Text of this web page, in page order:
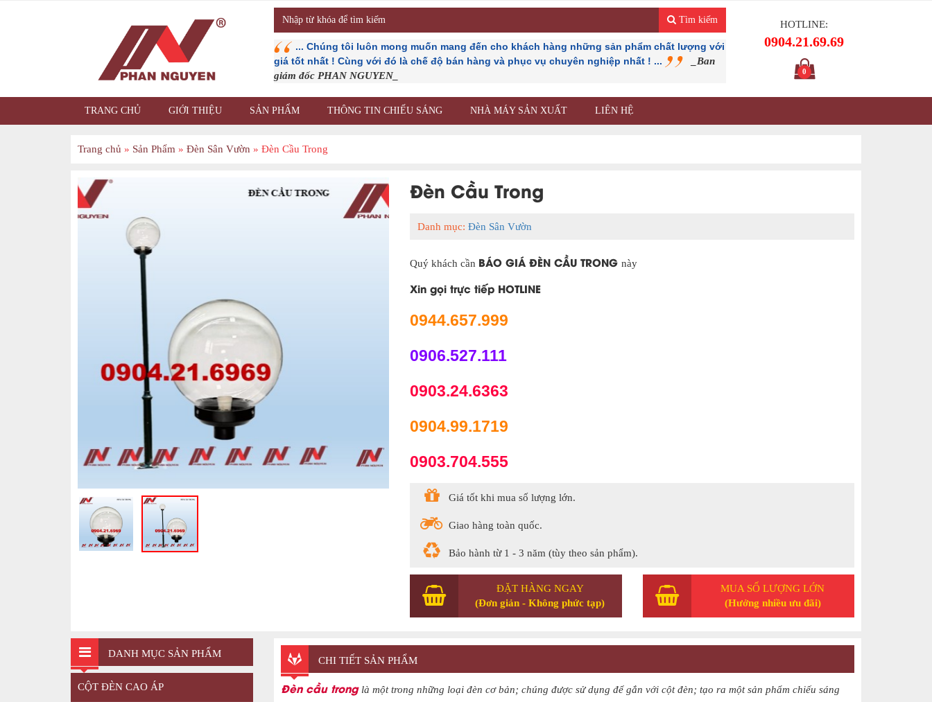
Tìm kiếm
... Chúng tôi luôn mong muốn mang đến cho khách hàng những sản phẩm chất lượng với
giá tốt nhất ! Cùng với đó là chế độ bán hàng và phục vụ chuyên nghiệp nhất ! ...
_Ban
giám đốc PHAN NGUYEN_
HOTLINE:
0904.21.69.69
0
TRANG CHỦ GIỚI THIỆU SẢN PHẨM THÔNG TIN CHIẾU SÁNG NHÀ MÁY SẢN XUẤT LIÊN HỆ
Trang chủ » Sản Phẩm » Đèn Sân Vườn » Đèn Cầu Trong
Đèn Cầu Trong
Danh mục:Đèn Sân Vườn
Quý khách cần BÁO GIÁ ĐÈN CẦU TRONGnày
Xin gọi trực tiếp HOTLINE
0944.657.999
0906.527.111
0903.24.6363
0904.99.1719
0903.704.555
Giá tốt khi mua số lượng lớn.
Giao hàng toàn quốc.
Bảo hành từ 1 - 3 năm (tùy theo sản phẩm).
ĐẶT HÀNG NGAY
(Đơn giản - Không phức tạp)
MUA SỐ LƯỢNG LỚN
(Hưởng nhiều ưu đãi)
CHI TIẾT SẢN PHẨM
Đèn cầu trong là một trong những loại đèn cơ bản; chúng được sử dụng để gắn với cột đèn; tạo ra một sản phẩm chiếu sáng
DANH MỤC SẢN PHẨM
CỘT ĐÈN CAO ÁP